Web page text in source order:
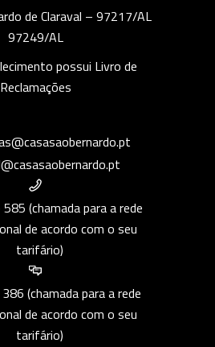
de Claraval – 97217/AL
97249/AL
possui Livro de
Reclamações
(chamada para a rede
de acordo com o seu
tarifário)
(chamada para a rede
de acordo com o seu
tarifário)